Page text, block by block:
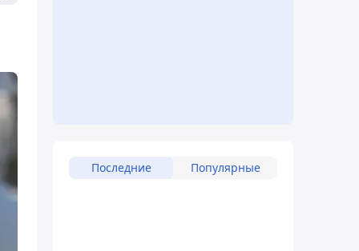
Последние Популярные